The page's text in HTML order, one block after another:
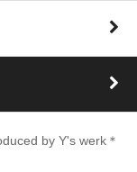
by Y's werk＊